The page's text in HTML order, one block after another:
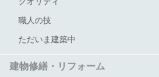
職人の技
ただいま建築中
建物修繕・リフォーム